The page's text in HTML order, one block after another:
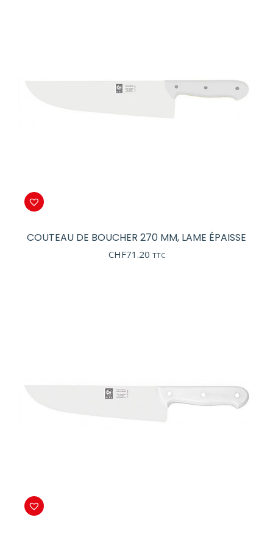
COUTEAU DE BOUCHER 270 MM, LAME ÉPAISSE
CHF71.20 TTC